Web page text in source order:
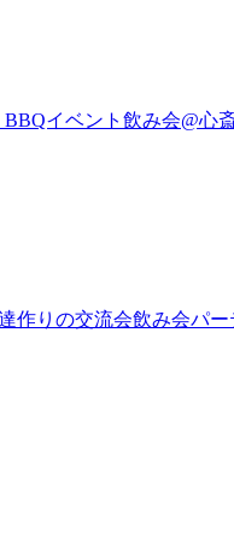
BBQイベント飲み会
作りの交流会飲み会パ